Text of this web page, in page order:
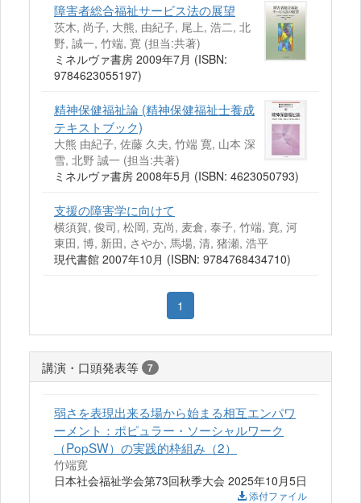
障害者総合福祉サービス法の展望
茨木, 尚子, 大熊, 由紀子, 尾上, 浩二, 北
野, 誠一, 竹端, 寛 (担当:共著)
ミネルヴァ書房 2009年7月 (ISBN:
9784623055197)
精神保健福祉論 (精神保健福祉士養成
テキストブック)
大熊 由紀子, 佐藤 久夫, 竹端 寛, 山本 深
雪, 北野 誠一 (担当:共著)
ミネルヴァ書房 2008年5月 (ISBN: 4623050793)
支援の障害学に向けて
横須賀, 俊司, 松岡, 克尚, 麦倉, 泰子, 竹端, 寛, 河
東田, 博, 新田, さやか, 馬場, 清, 猪瀬, 浩平
現代書館 2007年10月 (ISBN: 9784768434710)
1
講演・口頭発表等 7
弱さを表現出来る場から始まる相互エンパワ
ーメント：ポピュラー・ソーシャルワーク
（PopSW）の実践的枠組み（2）
竹端寛
日本社会福祉学会第73回秋季大会 2025年10月5日
添付ファイル